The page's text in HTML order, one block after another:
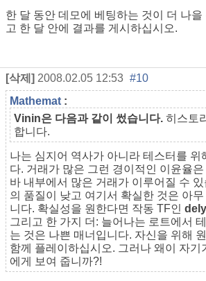
한 달 동안 데모에 베팅하는 것이 더 나을
고 한 달 안에 결과를 게시하십시오.
[삭제] 2008.02.05 12:53 #10
Mathemat :
Vinin은 다음과 같이 썼습니다. 히스토
합니다.
나는 심지어 역사가 아니라 테스터를 위
다. 거래가 많은 그런 경이적인 이윤율
바 내부에서 많은 거래가 이루어질 수
의 품질이 낮고 여기서 확실한 것은 아
니다. 확실성을 원한다면 작동 TF인
그리고 한 가지 더: 늘어나는 로트에서
는 것은 나쁜 매너입니다. 자신을 위해
함께 플레이하십시오. 그러나 왜이 자기
에게 보여 줍니까?!